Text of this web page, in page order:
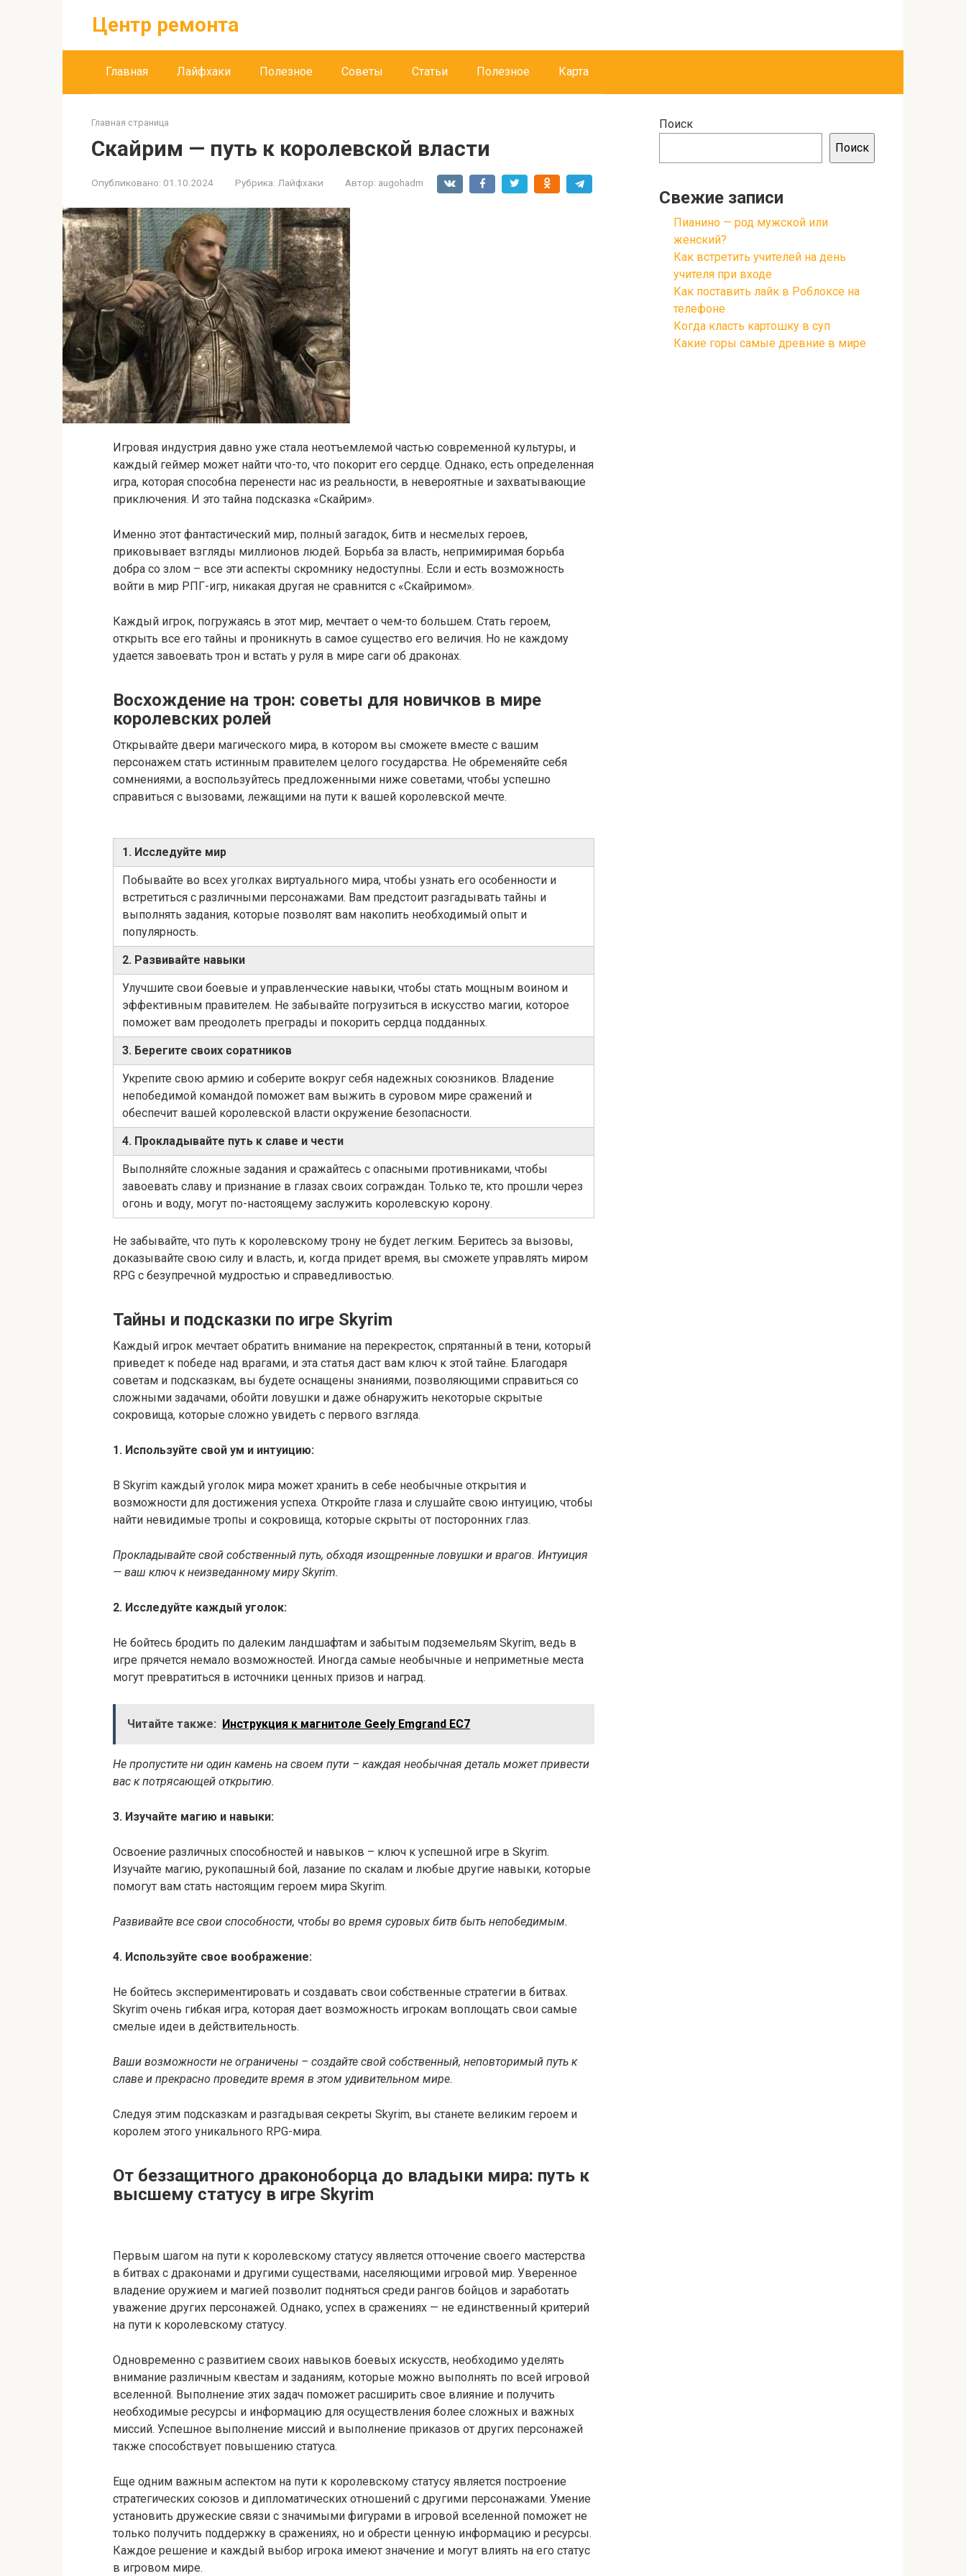
Центр ремонта
Главная Лайфхаки Полезное Советы Статьи Полезное Карта
Главная страница
Скайрим — путь к королевской власти
Опубликовано: 01.10.2024 Рубрика: Лайфхаки Автор: augohadm
Игровая индустрия давно уже стала неотъемлемой частью современной культуры, и
каждый геймер может найти что-то, что покорит его сердце. Однако, есть определенная
игра, которая способна перенести нас из реальности, в невероятные и захватывающие
приключения. И это тайна подсказка «Скайрим».
Именно этот фантастический мир, полный загадок, битв и несмелых героев,
приковывает взгляды миллионов людей. Борьба за власть, непримиримая борьба
добра со злом – все эти аспекты скромнику недоступны. Если и есть возможность
войти в мир РПГ-игр, никакая другая не сравнится с «Скайримом».
Каждый игрок, погружаясь в этот мир, мечтает о чем-то большем. Стать героем,
открыть все его тайны и проникнуть в самое существо его величия. Но не каждому
удается завоевать трон и встать у руля в мире саги об драконах.
Восхождение на трон: советы для новичков в мире
королевских ролей
Открывайте двери магического мира, в котором вы сможете вместе с вашим
персонажем стать истинным правителем целого государства. Не обременяйте себя
сомнениями, а воспользуйтесь предложенными ниже советами, чтобы успешно
справиться с вызовами, лежащими на пути к вашей королевской мечте.
1. Исследуйте мир
Побывайте во всех уголках виртуального мира, чтобы узнать его особенности и
встретиться с различными персонажами. Вам предстоит разгадывать тайны и
выполнять задания, которые позволят вам накопить необходимый опыт и
популярность.
2. Развивайте навыки
Улучшите свои боевые и управленческие навыки, чтобы стать мощным воином и
эффективным правителем. Не забывайте погрузиться в искусство магии, которое
поможет вам преодолеть преграды и покорить сердца подданных.
3. Берегите своих соратников
Укрепите свою армию и соберите вокруг себя надежных союзников. Владение
непобедимой командой поможет вам выжить в суровом мире сражений и
обеспечит вашей королевской власти окружение безопасности.
4. Прокладывайте путь к славе и чести
Выполняйте сложные задания и сражайтесь с опасными противниками, чтобы
завоевать славу и признание в глазах своих сограждан. Только те, кто прошли через
огонь и воду, могут по-настоящему заслужить королевскую корону.
Не забывайте, что путь к королевскому трону не будет легким. Беритесь за вызовы,
доказывайте свою силу и власть, и, когда придет время, вы сможете управлять миром
RPG с безупречной мудростью и справедливостью.
Тайны и подсказки по игре Skyrim
Каждый игрок мечтает обратить внимание на перекресток, спрятанный в тени, который
приведет к победе над врагами, и эта статья даст вам ключ к этой тайне. Благодаря
советам и подсказкам, вы будете оснащены знаниями, позволяющими справиться со
сложными задачами, обойти ловушки и даже обнаружить некоторые скрытые
сокровища, которые сложно увидеть с первого взгляда.
1. Используйте свой ум и интуицию:
В Skyrim каждый уголок мира может хранить в себе необычные открытия и
возможности для достижения успеха. Откройте глаза и слушайте свою интуицию, чтобы
найти невидимые тропы и сокровища, которые скрыты от посторонних глаз.
Прокладывайте свой собственный путь, обходя изощренные ловушки и врагов. Интуиция
— ваш ключ к неизведанному миру Skyrim.
2. Исследуйте каждый уголок:
Не бойтесь бродить по далеким ландшафтам и забытым подземельям Skyrim, ведь в
игре прячется немало возможностей. Иногда самые необычные и неприметные места
могут превратиться в источники ценных призов и наград.
Читайте также: Инструкция к магнитоле Geely Emgrand EC7
Не пропустите ни один камень на своем пути – каждая необычная деталь может привести
вас к потрясающей открытию.
3. Изучайте магию и навыки:
Освоение различных способностей и навыков – ключ к успешной игре в Skyrim.
Изучайте магию, рукопашный бой, лазание по скалам и любые другие навыки, которые
помогут вам стать настоящим героем мира Skyrim.
Развивайте все свои способности, чтобы во время суровых битв быть непобедимым.
4. Используйте свое воображение:
Не бойтесь экспериментировать и создавать свои собственные стратегии в битвах.
Skyrim очень гибкая игра, которая дает возможность игрокам воплощать свои самые
смелые идеи в действительность.
Ваши возможности не ограничены – создайте свой собственный, неповторимый путь к
славе и прекрасно проведите время в этом удивительном мире.
Следуя этим подсказкам и разгадывая секреты Skyrim, вы станете великим героем и
королем этого уникального RPG-мира.
От беззащитного драконоборца до владыки мира: путь к
высшему статусу в игре Skyrim
Первым шагом на пути к королевскому статусу является отточение своего мастерства
в битвах с драконами и другими существами, населяющими игровой мир. Уверенное
владение оружием и магией позволит подняться среди рангов бойцов и заработать
уважение других персонажей. Однако, успех в сражениях — не единственный критерий
на пути к королевскому статусу.
Одновременно с развитием своих навыков боевых искусств, необходимо уделять
внимание различным квестам и заданиям, которые можно выполнять по всей игровой
вселенной. Выполнение этих задач поможет расширить свое влияние и получить
необходимые ресурсы и информацию для осуществления более сложных и важных
миссий. Успешное выполнение миссий и выполнение приказов от других персонажей
также способствует повышению статуса.
Еще одним важным аспектом на пути к королевскому статусу является построение
стратегических союзов и дипломатических отношений с другими персонажами. Умение
установить дружеские связи с значимыми фигурами в игровой вселенной поможет не
только получить поддержку в сражениях, но и обрести ценную информацию и ресурсы.
Каждое решение и каждый выбор игрока имеют значение и могут влиять на его статус
в игровом мире.
Поиск
Поиск
Свежие записи
Пианино — род мужской или
женский?
Как встретить учителей на день
учителя при входе
Как поставить лайк в Роблоксе на
телефоне
Когда класть картошку в суп
Какие горы самые древние в мире